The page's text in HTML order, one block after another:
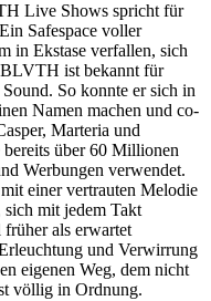
Live Shows spricht für
Safespace voller
in Ekstase verfallen, sich
BLVTH ist bekannt für
So konnte er sich in
Namen machen und co-
Marteria und
über 60 Millionen
Werbungen verwendet.
einer vertrauten Melodie
mit jedem Takt
als erwartet
und Verwirrung
eigenen Weg, dem nicht
völlig in Ordnung.